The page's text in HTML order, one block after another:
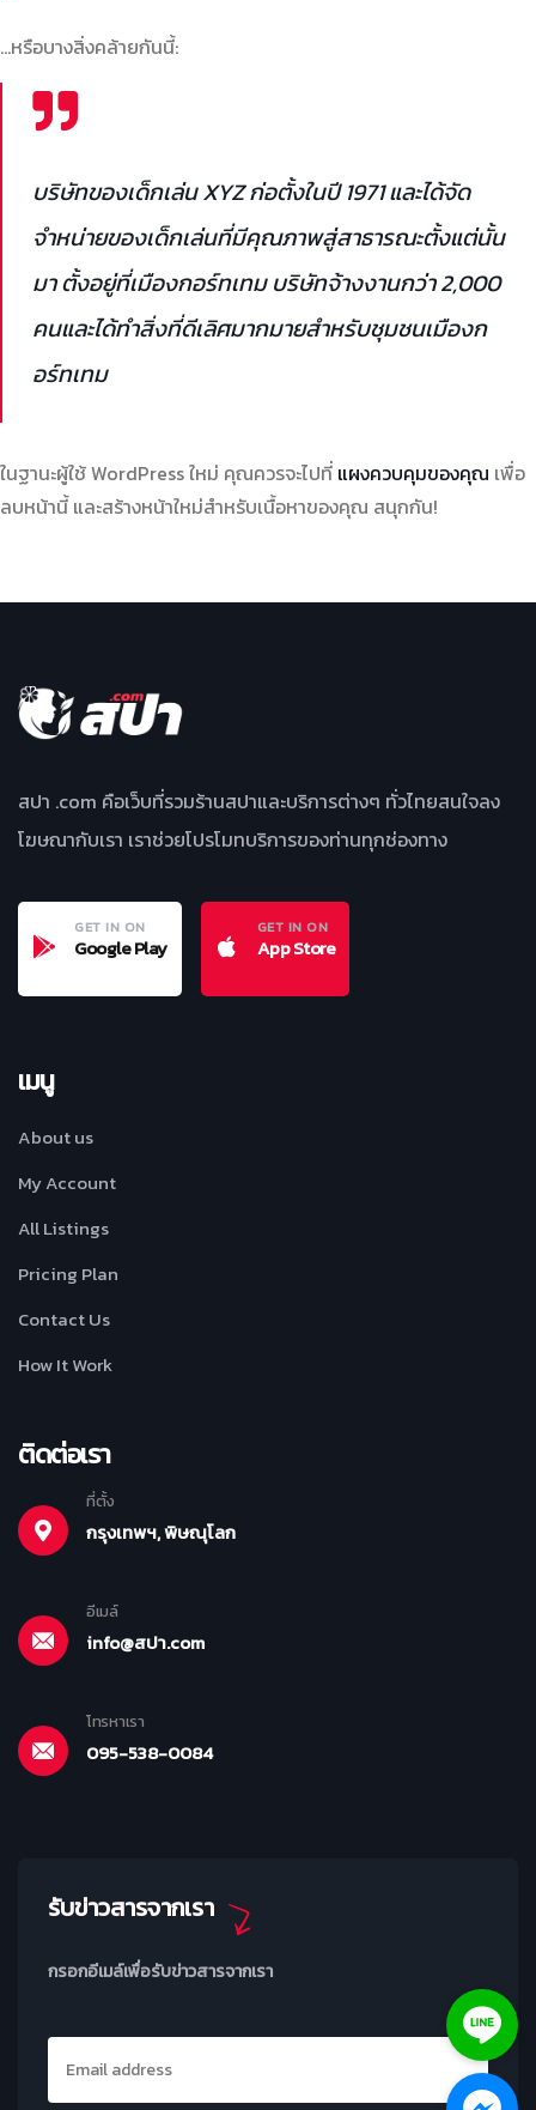
…หรือบางสิ่งคล้ายกันนี้:
บริษัทของเด็กเล่น XYZ ก่อตั้งในปี 1971 และได้จัด
จำหน่ายของเด็กเล่นที่มีคุณภาพสู่สาธารณะตั้งแต่นั้น
มา ตั้งอยู่ที่เมืองกอร์ทเทม บริษัทจ้างงานกว่า 2,000
คนและได้ทำสิ่งที่ดีเลิศมากมายสำหรับชุมชนเมืองก
อร์ทเทม
ในฐานะผู้ใช้ WordPress ใหม่ คุณควรจะไปที่ แผงควบคุมของคุณ เพื่อ
ลบหน้านี้ และสร้างหน้าใหม่สำหรับเนื้อหาของคุณ สนุกกัน!
สปา .com คือเว็บที่รวมร้านสปาและบริการต่างๆ ทั่วไทยสนใจลง
โฆษณากับเรา เราช่วยโปรโมทบริการของท่านทุกช่องทาง
GET IN ON
Google Play
GET IN ON
App Store
เมนู
About us
My Account
All Listings
Pricing Plan
Contact Us
How It Work
ติดต่อเรา
ที่ตั้ง
กรุงเทพฯ, พิษณุโลก
อีเมล์
info@สปา.com
โทรหาเรา
095-538-0084
รับข่าวสารจากเรา
กรอกอีเมล์เพื่อรับข่าวสารจากเรา